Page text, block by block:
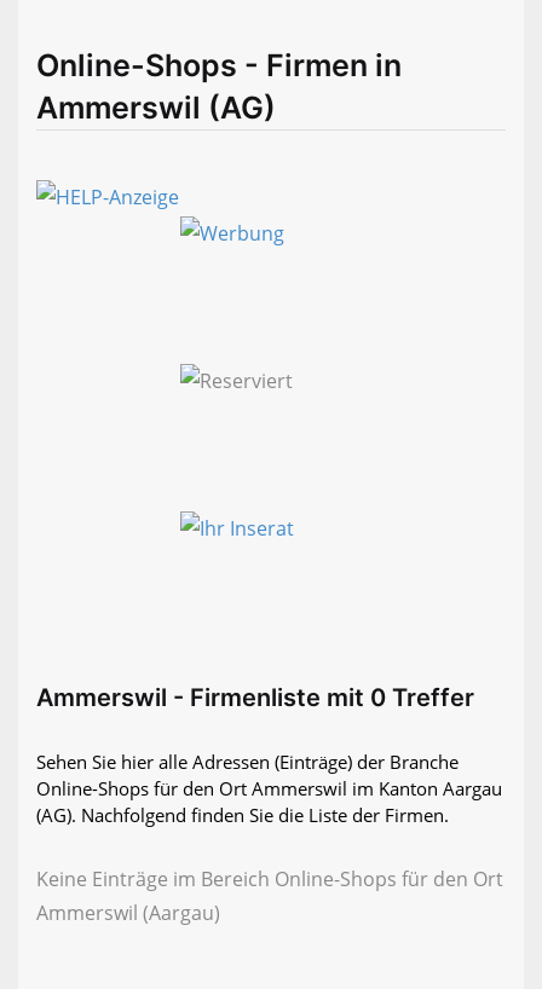
Online-Shops - Firmen in
Ammerswil (AG)
Ammerswil - Firmenliste mit 0 Treffer
Sehen Sie hier alle Adressen (Einträge) der Branche
Online-Shops für den Ort Ammerswil im Kanton Aargau
(AG). Nachfolgend finden Sie die Liste der Firmen.
Keine Einträge im Bereich Online-Shops für den Ort
Ammerswil (Aargau)